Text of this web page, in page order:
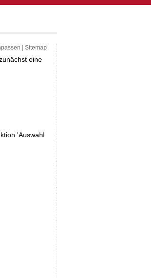
Sitemap
eine
'Auswahl